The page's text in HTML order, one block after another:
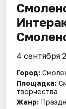
4 сентября
Город:
Площадка:
творчества
Жанр: